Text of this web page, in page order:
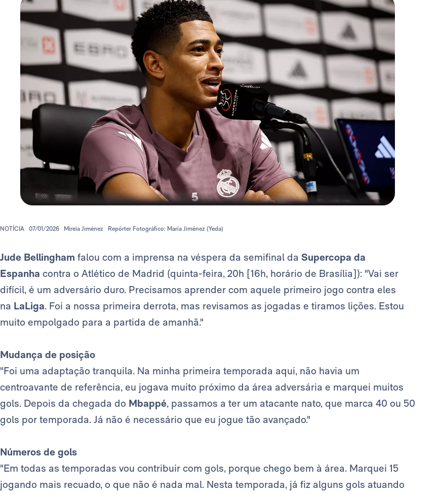
NOTÍCIA 07/01/2026 Mireia Jiménez Repórter Fotográfico: María Jiménez (Yeda)
Jude Bellingham falou com a imprensa na véspera da semifinal da Supercopa da
Espanha contra o Atlético de Madrid (quinta-feira, 20h [16h, horário de Brasília]): "Vai ser
difícil, é um adversário duro. Precisamos aprender com aquele primeiro jogo contra eles
na LaLiga. Foi a nossa primeira derrota, mas revisamos as jogadas e tiramos lições. Estou
muito empolgado para a partida de amanhã."
Mudança de posição
"Foi uma adaptação tranquila. Na minha primeira temporada aqui, não havia um
centroavante de referência, eu jogava muito próximo da área adversária e marquei muitos
gols. Depois da chegada do Mbappé, passamos a ter um atacante nato, que marca 40 ou 50
gols por temporada. Já não é necessário que eu jogue tão avançado."
Números de gols
"Em todas as temporadas vou contribuir com gols, porque chego bem à área. Marquei 15
jogando mais recuado, o que não é nada mal. Nesta temporada, já fiz alguns gols atuando